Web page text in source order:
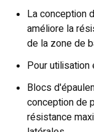
La conception
améliore la
de la zone de
Pour utilisation
Blocs
conception de
résistance